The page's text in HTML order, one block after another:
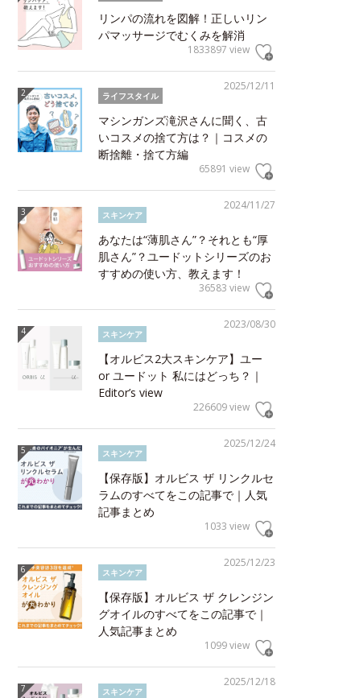
リンパの流れを図解！正しいリン
パマッサージでむくみを解消
1833897 view
2025/12/11
ライフスタイル
マシンガンズ滝沢さんに聞く、古
いコスメの捨て方は？｜コスメの
断捨離・捨て方編
65891 view
2024/11/27
スキンケア
あなたは“薄肌さん”？それとも“厚
肌さん”？ユードットシリーズのお
すすめの使い方、教えます！
36583 view
2023/08/30
スキンケア
【オルビス2大スキンケア】ユー
or ユードット 私にはどっち？｜
Editor’s view
226609 view
2025/12/24
スキンケア
【保存版】オルビス ザ リンクルセ
ラムのすべてをこの記事で｜人気
記事まとめ
1033 view
2025/12/23
スキンケア
【保存版】オルビス ザ クレンジン
グオイルのすべてをこの記事で｜
人気記事まとめ
1099 view
2025/12/18
スキンケア